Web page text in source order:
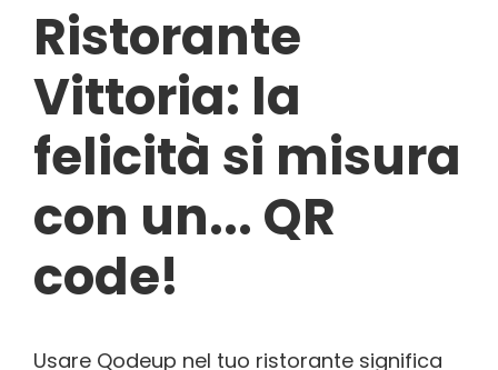
Ristorante
Vittoria: la
felicità si misura
con un... QR
code!
Usare Qodeup nel tuo ristorante significa